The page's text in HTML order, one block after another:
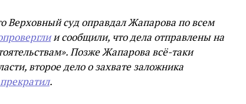
Верховный суд оправдал Жапарова по всем
и сообщили, что дела отправлены на
Позже Жапарова всё-таки
второе дело о захвате заложника
прекратил.